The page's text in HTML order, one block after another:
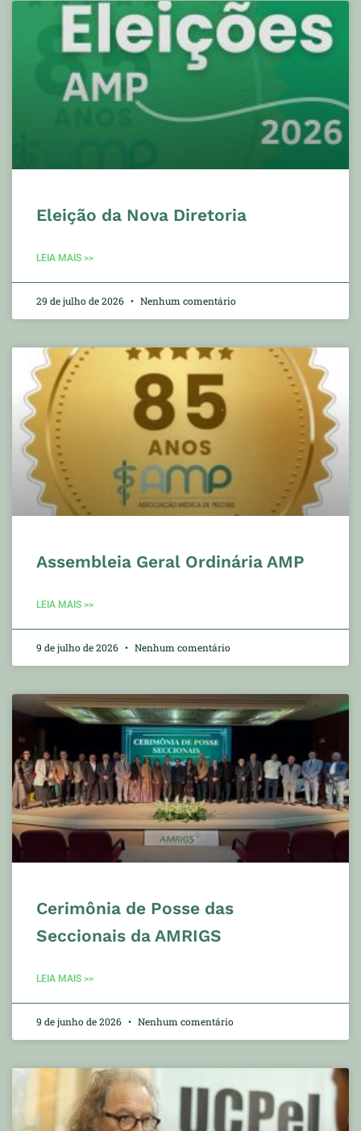
Eleição da Nova Diretoria
LEIA MAIS >>
29 de julho de 2026 Nenhum comentário
Assembleia Geral Ordinária AMP
LEIA MAIS >>
9 de julho de 2026 Nenhum comentário
Cerimônia de Posse das
Seccionais da AMRIGS
LEIA MAIS >>
9 de junho de 2026 Nenhum comentário